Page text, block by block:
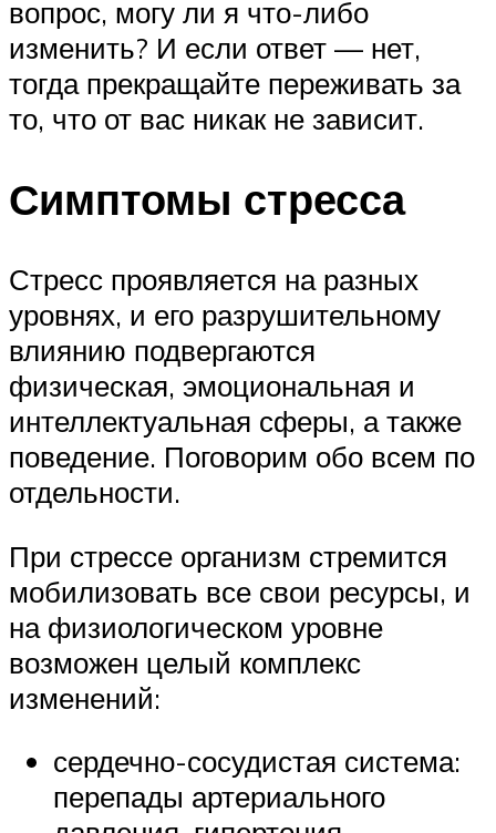
вопрос, могу ли я что-либо
изменить? И если ответ — нет,
тогда прекращайте переживать за
то, что от вас никак не зависит.
Симптомы стресса
Стресс проявляется на разных
уровнях, и его разрушительному
влиянию подвергаются
физическая, эмоциональная и
интеллектуальная сферы, а также
поведение. Поговорим обо всем по
отдельности.
При стрессе организм стремится
мобилизовать все свои ресурсы, и
на физиологическом уровне
возможен целый комплекс
изменений:
сердечно-сосудистая система:
перепады артериального